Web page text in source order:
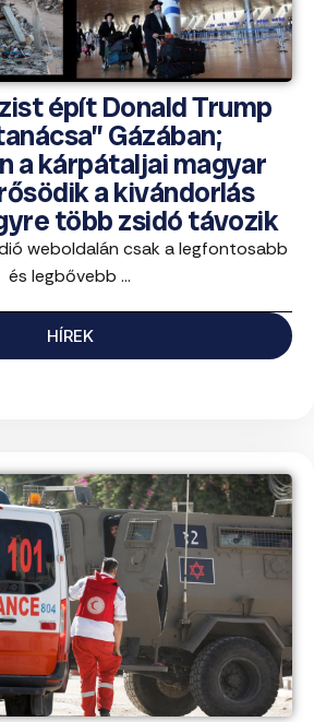
épít Donald Trump
Gázában;
a kárpátaljai magyar
a kivándorlás
több zsidó távozik
weboldalán csak a legfontosabb
és legbővebb ...
HÍREK